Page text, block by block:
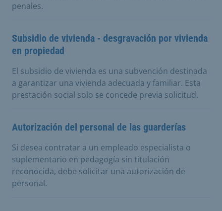
penales.
Subsidio de vivienda - desgravación por vivienda
en propiedad
El subsidio de vivienda es una subvención destinada
a garantizar una vivienda adecuada y familiar. Esta
prestación social solo se concede previa solicitud.
Autorización del personal de las guarderías
Si desea contratar a un empleado especialista o
suplementario en pedagogía sin titulación
reconocida, debe solicitar una autorización de
personal.